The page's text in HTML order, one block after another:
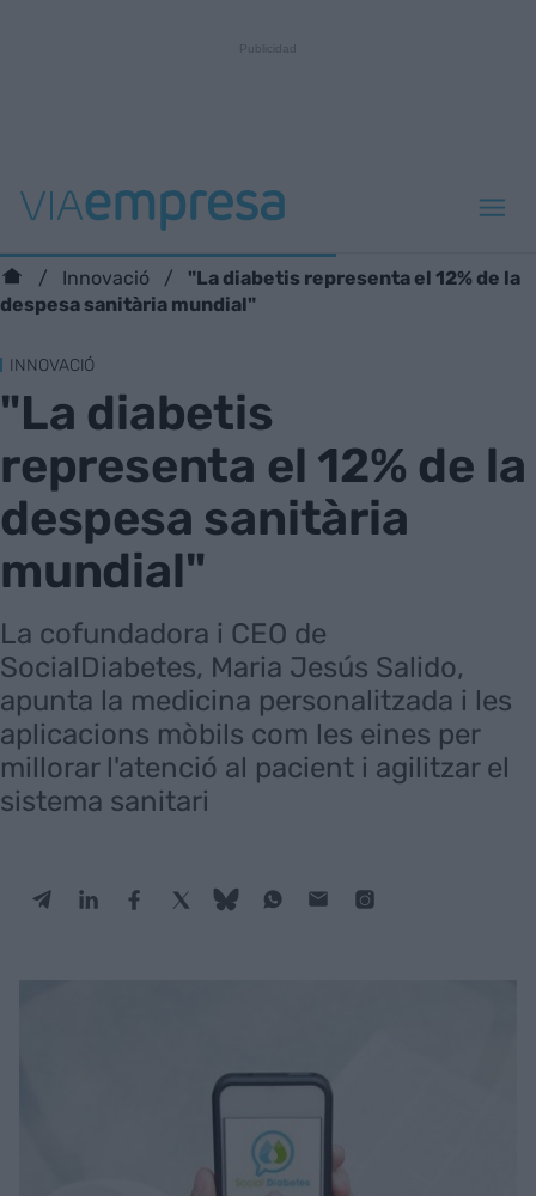
Innovació
"La diabetis representa el 12% de la
despesa sanitària mundial"
INNOVACIÓ
"La diabetis
representa el 12% de la
despesa sanitària
mundial"
La cofundadora i CEO de
SocialDiabetes, Maria Jesús Salido,
apunta la medicina personalitzada i les
aplicacions mòbils com les eines per
millorar l'atenció al pacient i agilitzar el
sistema sanitari